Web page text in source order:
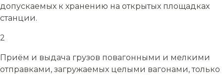
допускаемых к хранению на открытых площадках
станции.
2
Приём и выдача грузов повагонными и мелкими
отправками, загружаемых целыми вагонами, только